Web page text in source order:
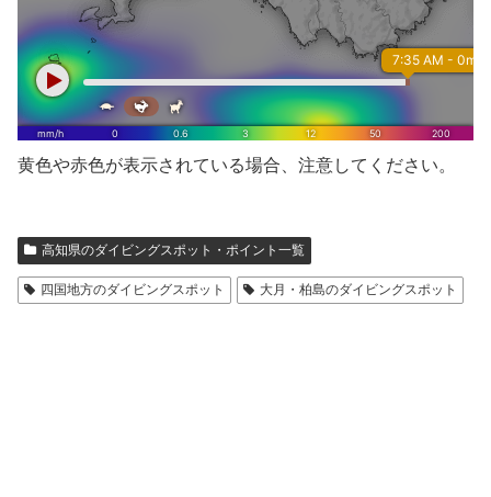
黄色や赤色が表示されている場合、注意してください。
高知県のダイビングスポット・ポイント一覧
四国地方のダイビングスポット 大月・柏島のダイビングスポット